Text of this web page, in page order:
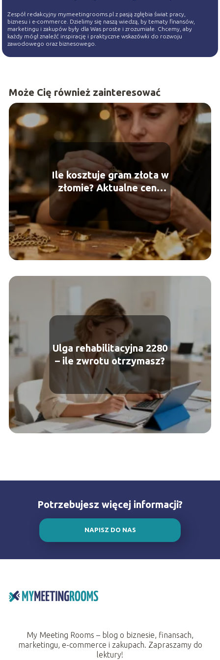
Zespół redakcyjny mymeetingrooms.pl z pasją zgłębia świat pracy,
biznesu i e-commerce. Dzielimy się naszą wiedzą, by tematy finansów,
marketingu i zakupów były dla Was proste i zrozumiałe. Chcemy, aby
każdy mógł znaleźć inspirację i praktyczne wskazówki do rozwoju
zawodowego oraz biznesowego.
Może Cię również zainteresować
Ile kosztuje gram złota w
złomie? Aktualne ceny
skupu
Ulga rehabilitacyjna 2280
– ile zwrotu otrzymasz?
Potrzebujesz więcej informacji?
NAPISZ DO NAS
My Meeting Rooms – blog o biznesie, finansach,
marketingu, e-commerce i zakupach. Zapraszamy do
lektury!